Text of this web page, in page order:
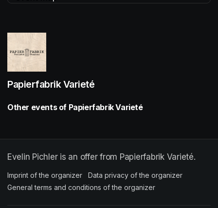
Papierfabrik Varieté
Other events of Papierfabrik Varieté
Evelin Pichler is an offer from Papierfabrik Varieté.
Imprint of the organizer (opens in a new tab)
Data privacy of the organizer
General terms and conditions of the organizer